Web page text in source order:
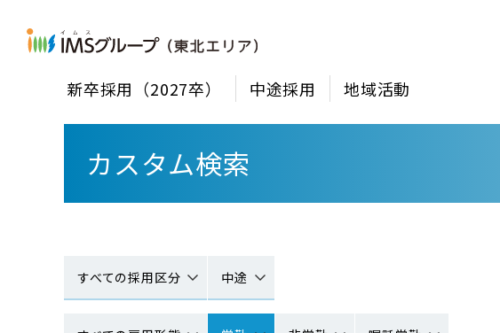
新卒採用（2027卒） 中途採用 地域活動
カスタム検索
すべての採用区分 中途